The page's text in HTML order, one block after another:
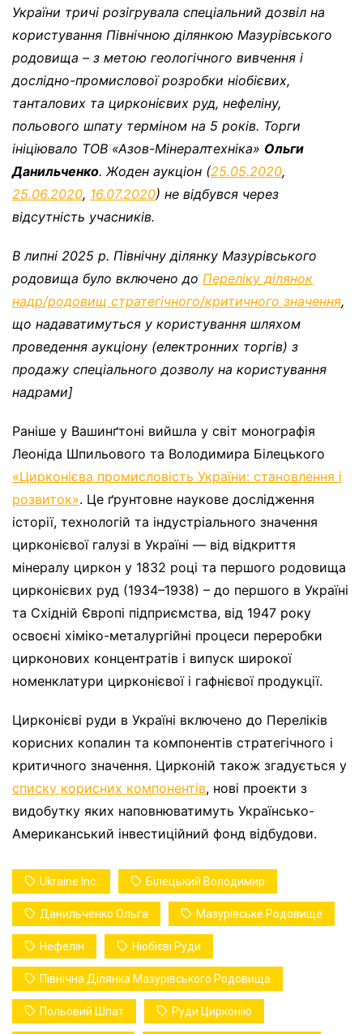
України тричі розігрувала спеціальний дозвіл на
користування Північною ділянкою Мазурівського
родовища – з метою геологічного вивчення і
дослідно-промислової розробки ніобієвих,
танталових та цирконієвих руд, нефеліну,
польового шпату терміном на 5 років. Торги
ініціювало ТОВ «Азов-Мінералтехніка» Ольги
Данильченко. Жоден аукціон (25.05.2020,
25.06.2020, 16.07.2020) не відбувся через
відсутність учасників.
В липні 2025 р. Північну ділянку Мазурівського
родовища було включено до Переліку ділянок
надр/родовищ стратегічного/критичного значення,
що надаватимуться у користування шляхом
проведення аукціону (електронних торгів) з
продажу спеціального дозволу на користування
надрами]
Раніше у Вашинґтоні вийшла у світ монографія
Леоніда Шпильового та Володимира Білецького
«Цирконієва промисловість України: становлення і
розвиток». Це ґрунтовне наукове дослідження
історії, технологій та індустріального значення
цирконієвої галузі в Україні — від відкриття
мінералу циркон у 1832 році та першого родовища
цирконієвих руд (1934–1938) – до першого в Україні
та Східній Європі підприємства, від 1947 року
освоєні хіміко-металургійні процеси переробки
цирконових концентратів і випуск широкої
номенклатури цирконієвої і гафнієвої продукції.
Цирконієві руди в Україні включено до Переліків
корисних копалин та компонентів стратегічного і
критичного значення. Цирконій також згадується у
списку корисних компонентів, нові проекти з
видобутку яких наповнюватимуть Українсько-
Американський інвестиційний фонд відбудови.
Ukraine Inc. Білецький Володимир
Данильченко Ольга Мазурівське Родовище
Нефелін Ніобієві Руди
Північна Ділянка Мазурівського Родовища
Польовий Шпат Руди Цирконію